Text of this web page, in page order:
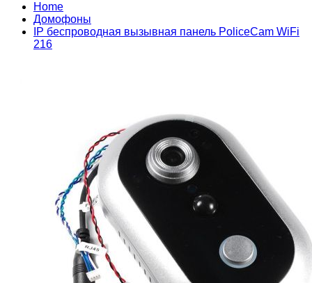
Home
Домофоны
IP беспроводная вызывная панель PoliceCam WiFi
216